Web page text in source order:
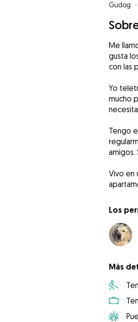
Gudog »
Me
gusta
con las
Yo
mucho
Tengo
amigos.
Vivo en
Los
Más